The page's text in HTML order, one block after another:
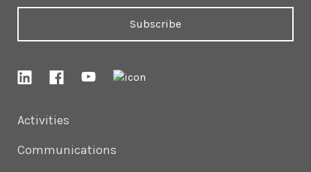
Activities
Communications
Subscribe